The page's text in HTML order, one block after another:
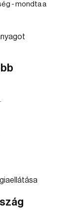
- mondta a